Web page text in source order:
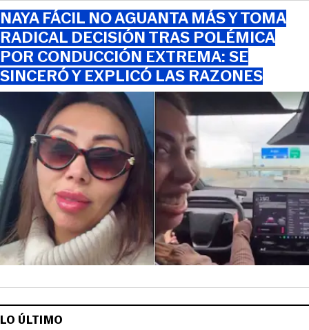
NAYA FÁCIL NO AGUANTA MÁS Y TOMA
RADICAL DECISIÓN TRAS POLÉMICA
POR CONDUCCIÓN EXTREMA: SE
SINCERÓ Y EXPLICÓ LAS RAZONES
LO ÚLTIMO